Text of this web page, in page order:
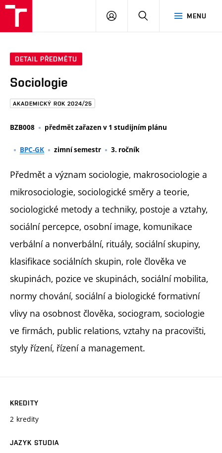
Brno
MENU
PŘIHLÁSIT
DETAIL PŘEDMĚTU
Sociologie
AKADEMICKÝ ROK 2024/25
BZB008 předmět zařazen v 1 studijním plánu
BPC-GK zimní semestr 3. ročník
Předmět a význam sociologie, makrosociologie a
mikrosociologie, sociologické směry a teorie,
sociologické metody a techniky, postoje a vztahy,
sociální percepce, osobní image, komunikace
verbální a nonverbální, rituály, sociální skupiny,
klasifikace sociálních skupin, role člověka ve
skupinách, pozice ve skupinách, sociální mobilita,
normy chování, sociální a biologické formativní
vlivy na osobnost člověka, sociogram, sociologie
ve firmách, public relations, vztahy na pracovišti,
styly řízení, řízení a management.
KREDITY
2 kredity
JAZYK STUDIA